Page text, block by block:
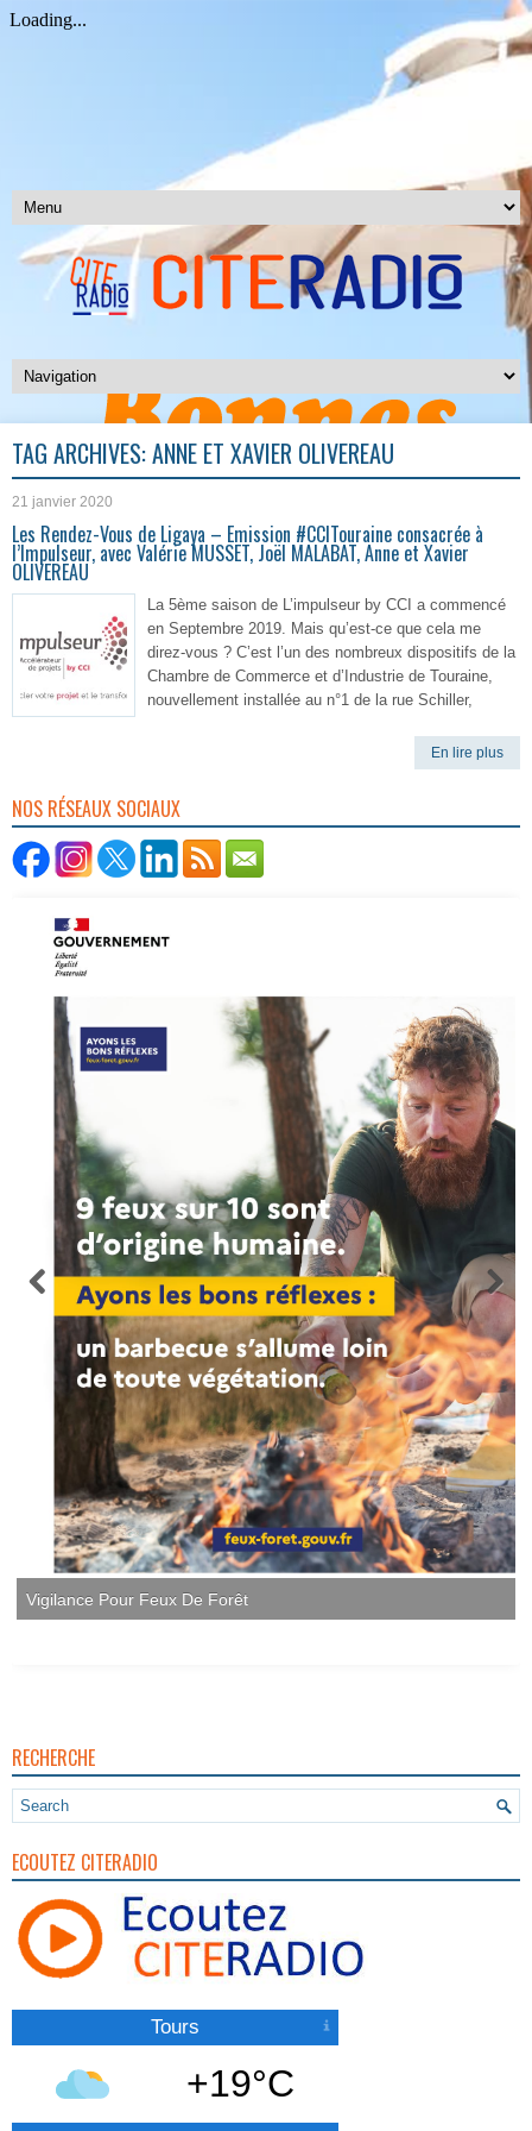
TAG ARCHIVES:ANNE ET XAVIER OLIVEREAU
21 janvier 2020
Les Rendez-Vous de Ligaya – Emission #CCITouraine consacrée à
l’Impulseur, avec Valérie MUSSET, Joël MALABAT, Anne et Xavier
OLIVEREAU
La 5ème saison de L’impulseur by CCI a commencé
en Septembre 2019. Mais qu’est-ce que cela me
direz-vous ? C’est l’un des nombreux dispositifs de la
Chambre de Commerce et d’Industrie de Touraine,
nouvellement installée au n°1 de la rue Schiller,
En lire plus
NOS RÉSEAUX SOCIAUX
Vigilance Pour Feux De Forêt
RECHERCHE
ECOUTEZ CITERADIO
Tours
+19°C